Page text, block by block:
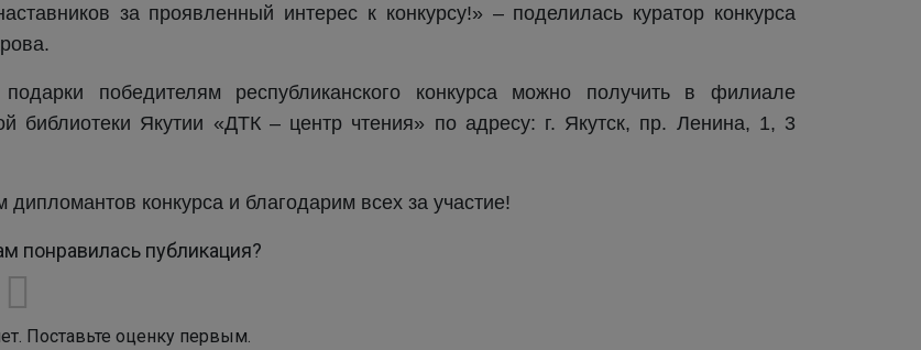
за проявленный интерес к конкурсу!» – поделилась куратор конкурса
победителям республиканского конкурса можно получить в филиале
библиотеки Якутии «ДТК – центр чтения» по адресу: г. Якутск, пр. Ленина, 1, 3
дипломантов конкурса и благодарим всех за участие!
понравилась публикация?
Поставьте оценку первым.